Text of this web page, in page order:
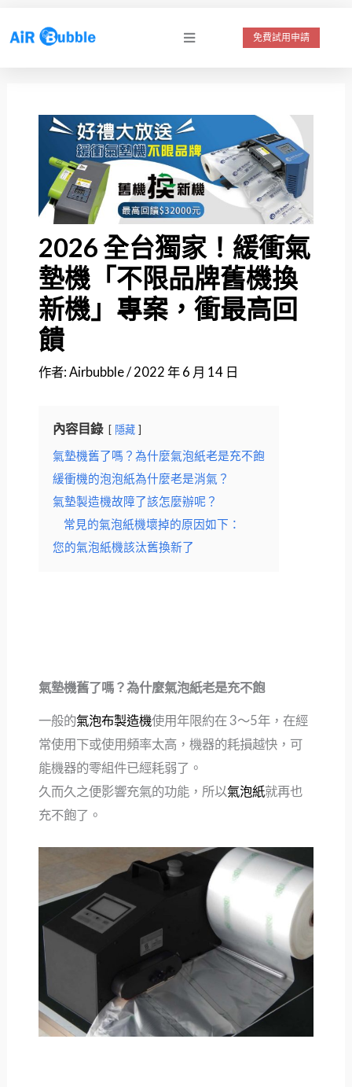
至
免費試用申請
2026 全台獨家！緩衝氣
墊機「不限品牌舊機換
新機」專案，衝最高回
饋
作者: Airbubble / 2022 年 6 月 14 日
內容目錄 隱藏
氣墊機舊了嗎？為什麼氣泡紙老是充不飽
緩衝機的泡泡紙為什麼老是消氣？
氣墊製造機故障了該怎麼辦呢？
常見的氣泡紙機壞掉的原因如下：
您的氣泡紙機該汰舊換新了
氣墊機舊了嗎？為什麼氣泡紙老是充不飽
一般的氣泡布製造機使用年限約在 3～5年，在經
常使用下或使用頻率太高，機器的耗損越快，可
能機器的零組件已經耗弱了。
久而久之便影響充氣的功能，所以氣泡紙就再也
充不飽了。